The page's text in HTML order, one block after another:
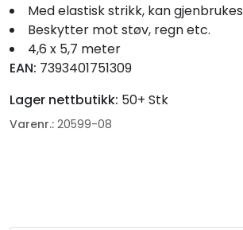
Med elastisk strikk, kan gjenbrukes
Beskytter mot støv, regn etc.
4,6 x 5,7 meter
EAN: 7393401751309
Lager nettbutikk: 50+ Stk
Varenr.: 20599-08